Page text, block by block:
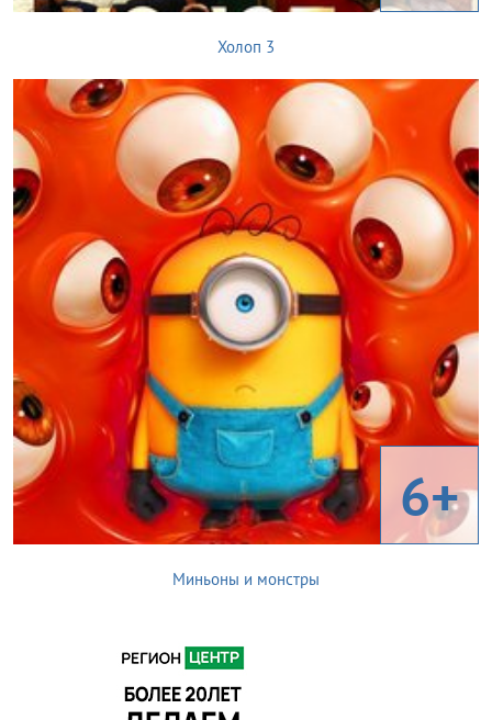
Холоп 3
6+
Миньоны и монстры